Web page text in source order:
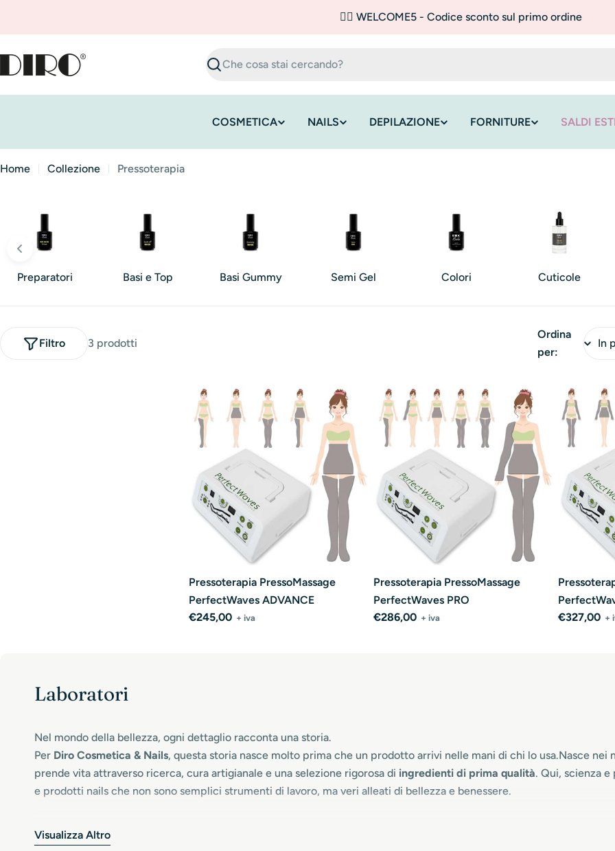
✌🏼 WELCOME5 - Codice sconto sul primo ordine
Ricerca
COSMETICA NAILS DEPILAZIONE FORNITURE SALDI
Home Collezione Pressoterapia
Preparatori Basi e Top Basi Gummy Semi Gel Colori Cuticole
3 prodotti
Filtro
Ordina
per:
Pressoterapia PressoMassage
PerfectWaves ADVANCE
Prezzo
€245,00 + iva
Pressoterapia PressoMassage
PerfectWaves PRO
Prezzo
€286,00 + iva
Prezzo
€327,00 +
Laboratori
Nel mondo della bellezza, ogni dettaglio racconta una storia.
Per Diro Cosmetica & Nails, questa storia nasce molto prima che un prodotto arrivi nelle mani di chi lo usa.Nasce nei
prende vita attraverso ricerca, cura artigianale e una selezione rigorosa di ingredienti di prima qualità. Qui, scienza
e prodotti nails che non sono semplici strumenti di lavoro, ma veri alleati di bellezza e benessere.
l’origine di tutto
Visualizza Altro